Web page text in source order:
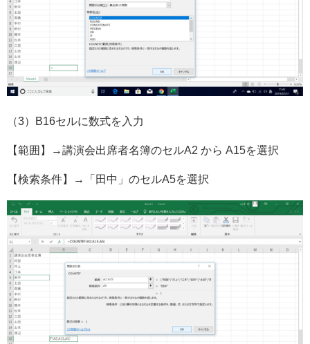
（3）B16セルに数式を入力
【範囲】→講演会出席者名簿のセルA2 から A15を選択
【検索条件】→「田中」のセルA5を選択